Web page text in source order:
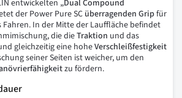
entwickelten „Dual Compound
der Power Pure SC überragenden Gripfür
In der Mitte der Lauffläche befindet
die dieTraktion und das
gleichzeitig eine hoheVerschleißfestigkeit
seiner Seiten ist weicher, um den
zu fördern.